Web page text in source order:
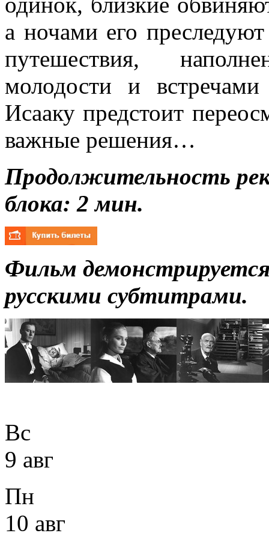
а ночами его
путешествия,
молодости и
Исааку предстоит
важные решения…
Продолжительность
блока: 2 мин.
Фильм
русскими субтитрами.
Вс
9 авг
Пн
10 авг